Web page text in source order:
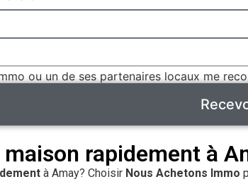
ou un de ses partenaires locaux me
rapidement à
à Amay? Choisir Nous Achetons Immo